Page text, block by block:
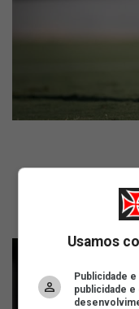
Usamos
Publicidade
publicidade